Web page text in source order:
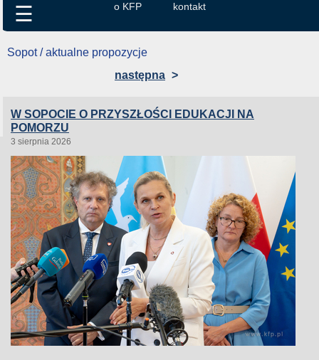
o KFP kontakt
☰
Sopot / aktualne propozycje
następna >
W SOPOCIE O PRZYSZŁOŚCI EDUKACJI NA
POMORZU
3 sierpnia 2026